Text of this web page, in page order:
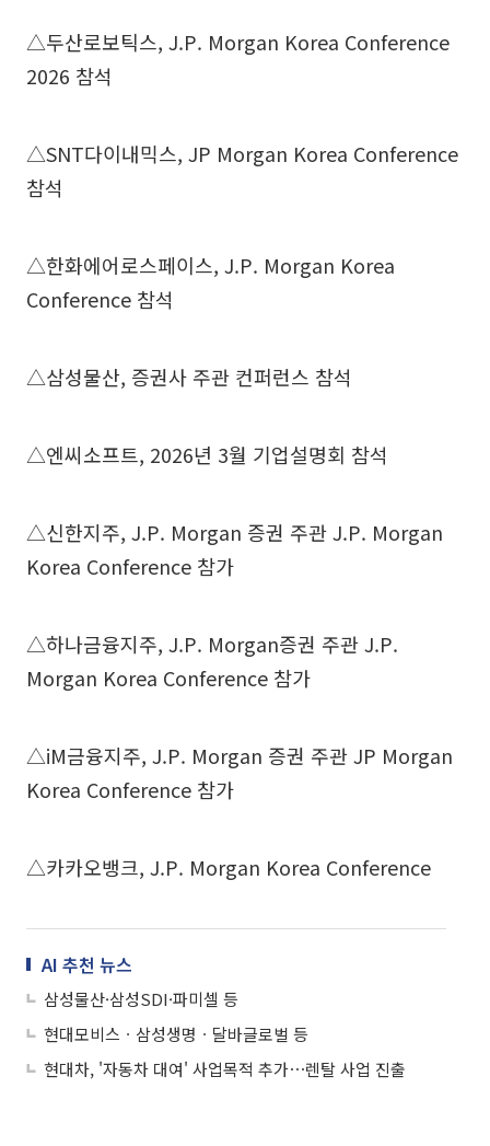
△두산로보틱스, J.P. Morgan Korea Conference
2026 참석
△SNT다이내믹스, JP Morgan Korea Conference
참석
△한화에어로스페이스, J.P. Morgan Korea
Conference 참석
△삼성물산, 증권사 주관 컨퍼런스 참석
△엔씨소프트, 2026년 3월 기업설명회 참석
△신한지주, J.P. Morgan 증권 주관 J.P. Morgan
Korea Conference 참가
△하나금융지주, J.P. Morgan증권 주관 J.P.
Morgan Korea Conference 참가
△iM금융지주, J.P. Morgan 증권 주관 JP Morgan
Korea Conference 참가
△카카오뱅크, J.P. Morgan Korea Conference
AI 추천 뉴스
삼성물산·삼성SDI·파미셀 등
현대모비스ㆍ삼성생명ㆍ달바글로벌 등
현대차, '자동차 대여' 사업목적 추가⋯렌탈 사업 진출